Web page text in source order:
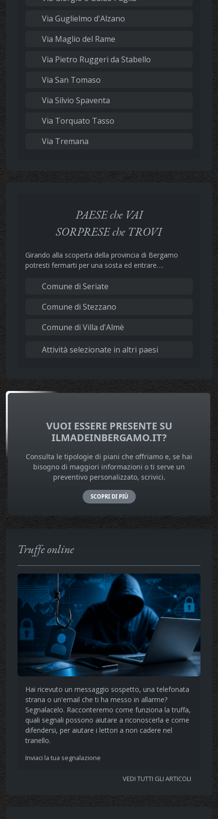
Via Guglielmo d'Alzano
Via Maglio del Rame
Via Pietro Ruggeri da Stabello
Via San Tomaso
Via Silvio Spaventa
Via Torquato Tasso
Via Tremana
PAESE che VAI
SORPRESE che TROVI
Girando alla scoperta della provincia di Bergamo
potresti fermarti per una sosta ed entrare….
Comune di Seriate
Comune di Stezzano
Comune di Villa d'Almè
Attività selezionate in altri paesi
VUOI ESSERE PRESENTE SU
ILMADEINBERGAMO.IT?
Consulta le tipologie di piani che offriamo e, se hai
bisogno di maggiori informazioni o ti serve un
preventivo personalizzato, scrivici.
SCOPRI DI PIÙ
Truffe online
Hai ricevuto un messaggio sospetto, una telefonata
strana o un'email che ti ha messo in allarme?
Segnalacelo. Racconteremo come funziona la truffa,
quali segnali possono aiutare a riconoscerla e come
difendersi, per aiutare i lettori a non cadere nel
tranello.
Inviaci la tua segnalazione
VEDI TUTTI GLI ARTICOLI